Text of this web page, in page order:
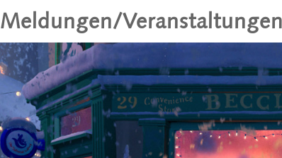
Meldungen/Veranstaltungen